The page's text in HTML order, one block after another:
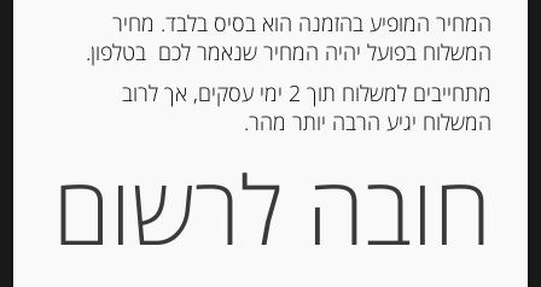
הוספה לסל
מק"ט:8000404002602
פסטה יבשה ואורז
המחיר המופיע בהזמנה הוא בסיס בלבד. מחיר
המשלוח בפועל יהיה המחיר שנאמר לכם בטלפון.
מתחייבים למשלוח תוך 2 ימי עסקים, אך לרוב
המשלוח יגיע הרבה יותר מהר.
חובה לרשום